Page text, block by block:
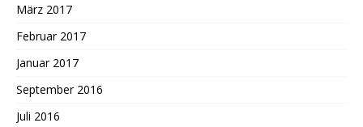
März 2017
Februar 2017
Januar 2017
September 2016
Juli 2016